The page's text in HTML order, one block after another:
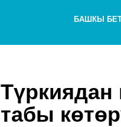
БАШКЫ
табы